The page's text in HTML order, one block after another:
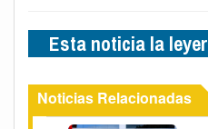
Esta noticia la
Noticias Relacionadas